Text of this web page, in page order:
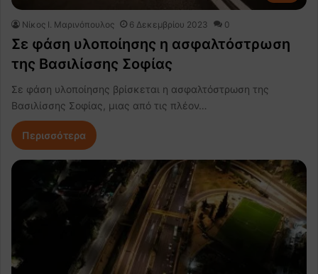
Nίκος Ι. Mαρινόπουλος 6 Δεκεμβρίου 2023 0
Σε φάση υλοποίησης η ασφαλτόστρωση
της Βασιλίσσης Σοφίας
Σε φάση υλοποίησης βρίσκεται η ασφαλτόστρωση της
Βασιλίσσης Σοφίας, μιας από τις πλέον…
Περισσότερα